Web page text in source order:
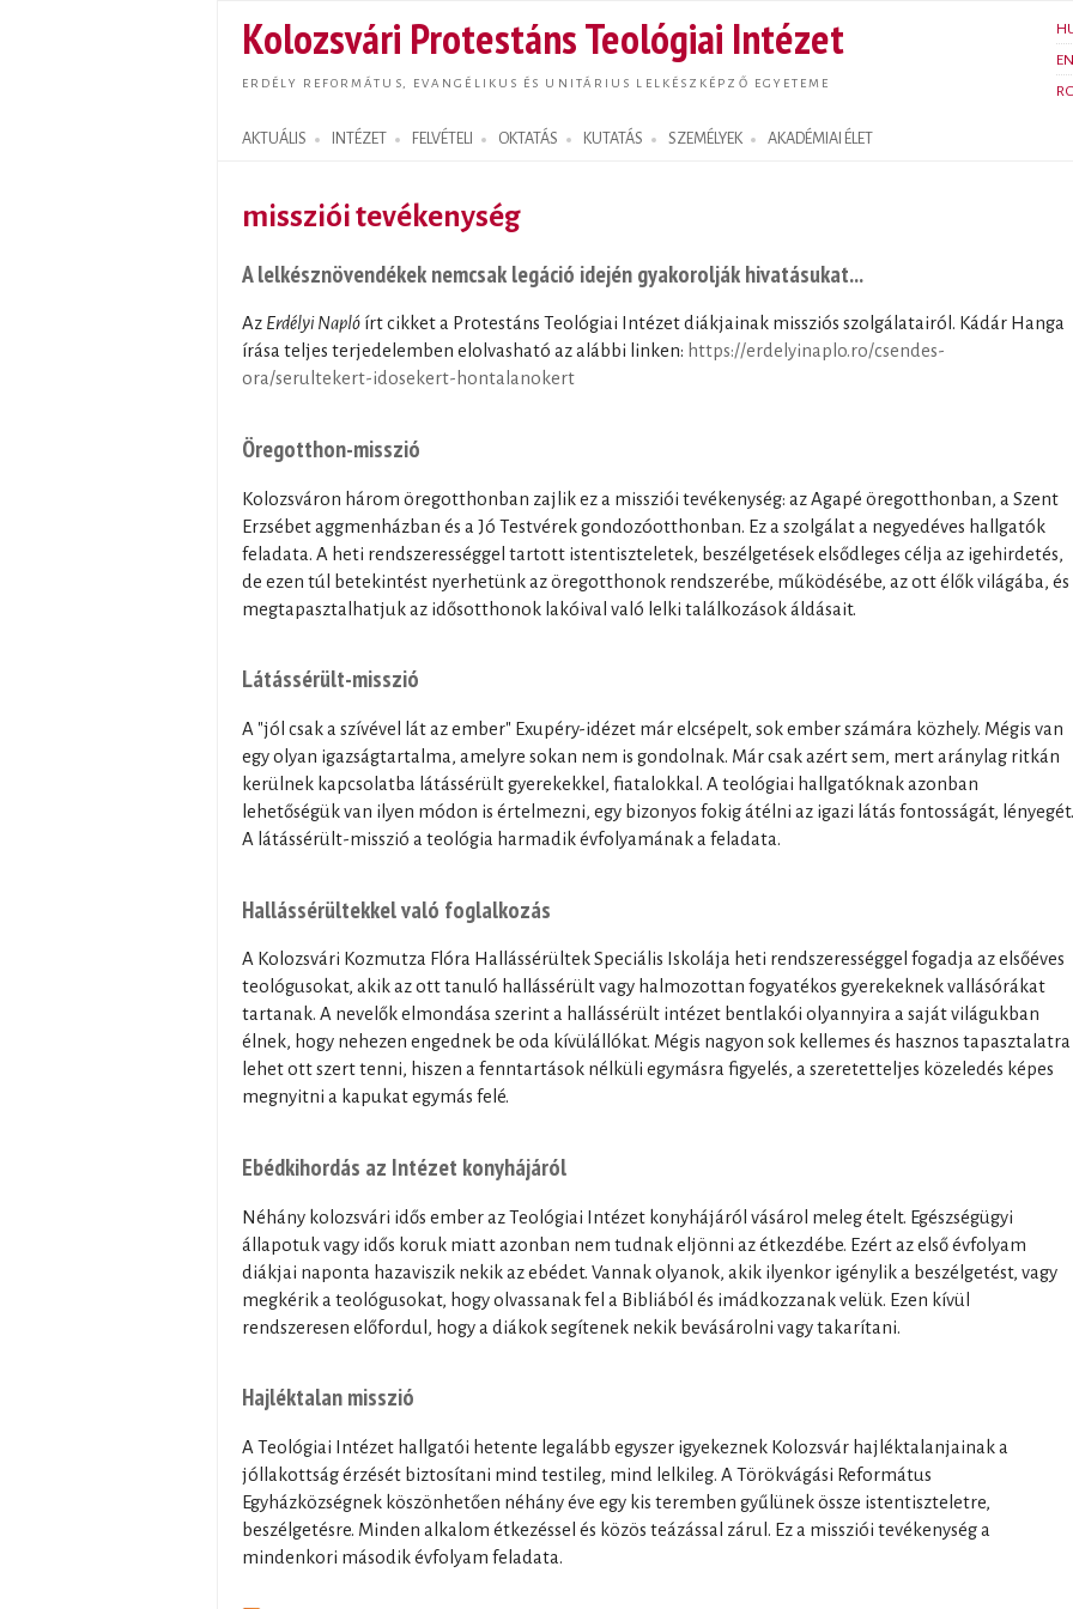
tartalomra
Kolozsvári Protestáns Teológiai Intézet
ERDÉLY REFORMÁTUS, EVANGÉLIKUS ÉS UNITÁRIUS LELKÉSZKÉPZŐ EGYETEME
EN
AKTUÁLIS INTÉZET FELVÉTELI OKTATÁS KUTATÁS SZEMÉLYEK AKADÉMIAI ÉLET
Search form
missziói tevékenység
A lelkésznövendékek nemcsak legáció idején gyakorolják hivatásukat...
Az Erdélyi Napló írt cikket a Protestáns Teológiai Intézet diákjainak missziós szolgálatairól. Kádár Hanga
írása teljes terjedelemben elolvasható az alábbi linken: https://erdelyinaplo.ro/csendes-
ora/serultekert-idosekert-hontalanokert
Öregotthon-misszió
Kolozsváron három öregotthonban zajlik ez a missziói tevékenység: az Agapé öregotthonban, a Szent
Erzsébet aggmenházban és a Jó Testvérek gondozóotthonban. Ez a szolgálat a negyedéves hallgatók
feladata. A heti rendszerességgel tartott istentiszteletek, beszélgetések elsődleges célja az igehirdetés,
de ezen túl betekintést nyerhetünk az öregotthonok rendszerébe, működésébe, az ott élők világába, és
megtapasztalhatjuk az idősotthonok lakóival való lelki találkozások áldásait.
Látássérült-misszió
A "jól csak a szívével lát az ember" Exupéry-idézet már elcsépelt, sok ember számára közhely. Mégis van
egy olyan igazságtartalma, amelyre sokan nem is gondolnak. Már csak azért sem, mert aránylag ritkán
kerülnek kapcsolatba látássérült gyerekekkel, fiatalokkal. A teológiai hallgatóknak azonban
lehetőségük van ilyen módon is értelmezni, egy bizonyos fokig átélni az igazi látás fontosságát, lényegét.
A látássérült-misszió a teológia harmadik évfolyamának a feladata.
Hallássérültekkel való foglalkozás
A Kolozsvári Kozmutza Flóra Hallássérültek Speciális Iskolája heti rendszerességgel fogadja az elsőéves
teológusokat, akik az ott tanuló hallássérült vagy halmozottan fogyatékos gyerekeknek vallásórákat
tartanak. A nevelők elmondása szerint a hallássérült intézet bentlakói olyannyira a saját világukban
élnek, hogy nehezen engednek be oda kívülállókat. Mégis nagyon sok kellemes és hasznos tapasztalatra
lehet ott szert tenni, hiszen a fenntartások nélküli egymásra figyelés, a szeretetteljes közeledés képes
megnyitni a kapukat egymás felé.
Ebédkihordás az Intézet konyhájáról
Néhány kolozsvári idős ember az Teológiai Intézet konyhájáról vásárol meleg ételt. Egészségügyi
állapotuk vagy idős koruk miatt azonban nem tudnak eljönni az étkezdébe. Ezért az első évfolyam
diákjai naponta hazaviszik nekik az ebédet. Vannak olyanok, akik ilyenkor igénylik a beszélgetést, vagy
megkérik a teológusokat, hogy olvassanak fel a Bibliából és imádkozzanak velük. Ezen kívül
rendszeresen előfordul, hogy a diákok segítenek nekik bevásárolni vagy takarítani.
Hajléktalan misszió
A Teológiai Intézet hallgatói hetente legalább egyszer igyekeznek Kolozsvár hajléktalanjainak a
jóllakottság érzését biztosítani mind testileg, mind lelkileg. A Törökvágási Református
Egyházközségnek köszönhetően néhány éve egy kis teremben gyűlünek össze istentiszteletre,
beszélgetésre. Minden alkalom étkezéssel és közös teázással zárul. Ez a missziói tevékenység a
mindenkori második évfolyam feladata.